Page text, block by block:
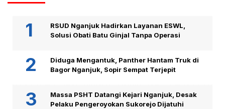
RSUD Nganjuk Hadirkan Layanan ESWL,
Solusi Obati Batu Ginjal Tanpa Operasi
Diduga Mengantuk, Panther Hantam Truk di
Bagor Nganjuk, Sopir Sempat Terjepit
Massa PSHT Datangi Kejari Nganjuk, Desak
Pelaku Pengeroyokan Sukorejo Dijatuhi